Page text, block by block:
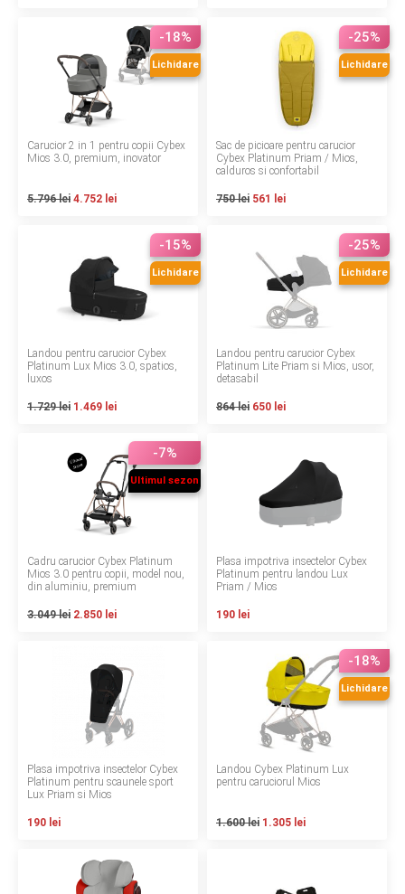
Depozit
Q & A
Branduri
Termeni si conditii
Politica de confidentialitate
Politica de utilizare cookie-uri
Modalitati de plata
Politica de livrare si retur
Instalare scaune/scoici auto
ANPC SAL
SOL
Contact
Copyright 2026 BabyMatters
-18%
Lichidare
Carucior 2 in 1 pentru copii Cybex
Mios 3.0, premium, inovator
5.796 lei 4.752 lei
-25%
Lichidare
Sac de picioare pentru carucior
Cybex Platinum Priam / Mios,
calduros si confortabil
750 lei 561 lei
-15%
Lichidare
Landou pentru carucior Cybex
Platinum Lux Mios 3.0, spatios,
luxos
1.729 lei 1.469 lei
-25%
Lichidare
Landou pentru carucior Cybex
Platinum Lite Priam si Mios, usor,
detasabil
864 lei 650 lei
-7%
Ultimul sezon
Cadru carucior Cybex Platinum
Mios 3.0 pentru copii, model nou,
din aluminiu, premium
3.049 lei 2.850 lei
Plasa impotriva insectelor Cybex
Platinum pentru landou Lux
Priam / Mios
190 lei
Plasa impotriva insectelor Cybex
Platinum pentru scaunele sport
Lux Priam si Mios
190 lei
-18%
Lichidare
Landou Cybex Platinum Lux
pentru caruciorul Mios
1.600 lei 1.305 lei